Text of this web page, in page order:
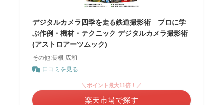
デジタルカメラ四季を走る鉄道撮影術 プロに学
ぶ作例・機材・テクニック デジタルカメラ撮影術
(アストロアーツムック)
その他:長根 広和
口コミを見る
＼ポイント最大11倍！／
楽天市場で探す